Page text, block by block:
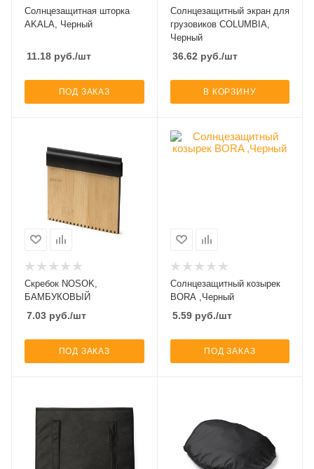
Солнцезащитная шторка
AKALA, Черный
11.18 руб./шт
ПОД ЗАКАЗ
Солнцезащитный экран для
грузовиков COLUMBIA,
Черный
36.62 руб./шт
В КОРЗИНУ
Скребок NOSOK,
БАМБУКОВЫЙ
7.03 руб./шт
ПОД ЗАКАЗ
Солнцезащитный козырек
BORA ,Черный
5.59руб./шт
ПОД ЗАКАЗ